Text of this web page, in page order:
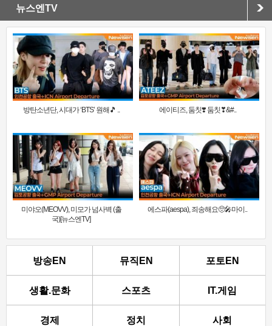
뉴스엔TV
방탄소년단, 시대가 ‘BTS’ 원해🎵 .. 에이티즈, 둠칫❣️ 둠칫❣&#..
미야오(MEOVV), 미모가 넘사벽 (출
국)[뉴스엔TV]
에스파(aespa), 죄송해요🥺🎤마이..
방송EN 뮤직EN 포토EN
생활.문화 스포츠 IT.게임
경제 정치 사회